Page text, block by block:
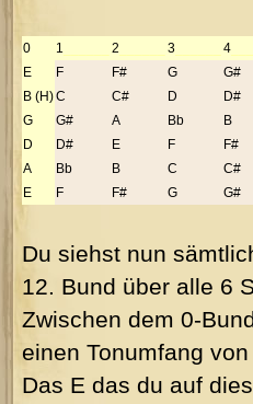
0 1 2 3 4
E
F F# G G#
B (H)C C# D D#
G
G# A Bb B
D
D# E F F#
A
Bb B C C#
E
F F# G G#
Du siehst nun
12. Bund über alle 6
Zwischen dem 0-
einen Tonumfang
Das E das du auf